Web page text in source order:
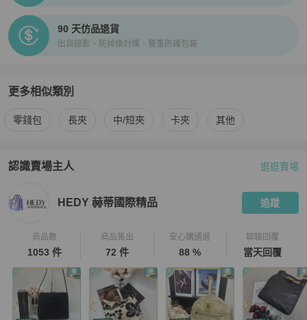
90 天仿品退貨
出貨錄影、防掉換封條、雙重防護包裝
更多相似類別
更多Hermès 女士錢包 / 小皮件 相似商品推薦
零錢包 長夾 中/短夾 卡夾 其他
認識賣場主人
PopChill 拍拍圈嚴選賣家
逛逛賣場
HEDY 赫蒂國際精品 追蹤
商品數
1053 件
商品售出
72 件
安心購通過
88 %
聊聊回覆
當天回覆